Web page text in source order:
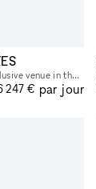
Rooftop Champs-Élysées, exclusive venue in the heart of Paris Perfect venue for Showroom, Pop Up store, Fashion show, Exhibition
247 € par jour